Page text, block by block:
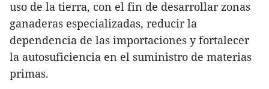
uso de la tierra, con el fin de desarrollar zonas
ganaderas especializadas, reducir la
dependencia de las importaciones y fortalecer
la autosuficiencia en el suministro de materias
primas.